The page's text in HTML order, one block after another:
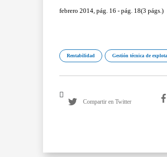
febrero 2014, pág. 16 - pág. 18(3 págs.)
Rentabilidad Gestión técnica de
Compartir en Twitter